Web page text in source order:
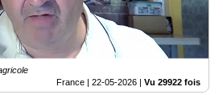
France | 22-05-2026 Vu 29922 fois